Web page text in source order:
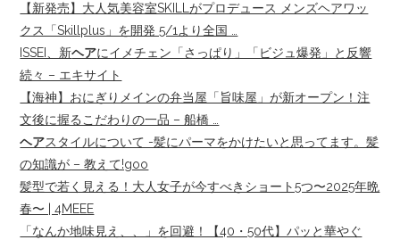
【新発売】大人気美容室SKILLがプロデュース メンズヘアワッ
クス「Skillplus」を開発 5/1より全国 …
ISSEI、新ヘアにイメチェン「さっぱり」「ビジュ爆発」と反響
続々 – エキサイト
【海神】おにぎりメインの弁当屋「旨味屋」が新オープン！注
文後に握るこだわりの一品 – 船橋 …
ヘアスタイルについて -髪にパーマをかけたいと思ってます。髪
の知識が – 教えて!goo
髪型で若く見える！大人女子が今すべきショート5つ〜2025年晩
春〜 | 4MEEE
「なんか地味見え、、」を回避！【40・50代】パッと華やぐ